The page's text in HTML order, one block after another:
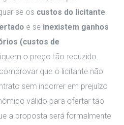
se os custos do licitante
e se inexistem ganhos
(custos de
o preço tão reduzido.
que o licitante não
sem incorrer em prejuízo
válido para ofertar tão
a proposta será formalmente